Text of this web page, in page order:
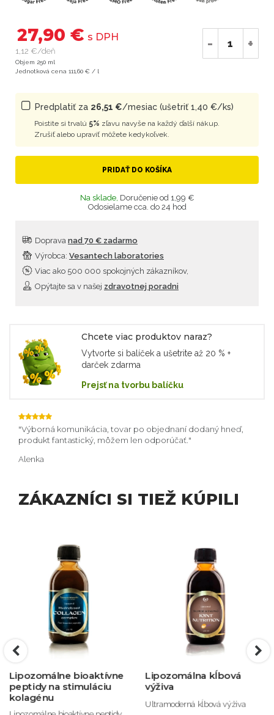
27,90 € s DPH
1,12 €/deň
Objem 250 ml
Jednotková cena 111,60 € / l
- +
Predplatiť za 26,51 €/mesiac (ušetriť 1,40 €/ks)
Poistite si trvalú 5% zľavu navyše na každý ďalší nákup.
Zrušiť alebo upraviť môžete kedykoľvek.
PRIDAŤ DO KOŠÍKA
Na sklade, Doručenie od 1,99 €
Odosielame cca. do 24 hod
Doprava nad 70 € zadarmo
Viac ako 500 000 spokojných zákazníkov,
Výrobca: Vesantech laboratories
Opýtajte sa v našej zdravotnej poradni
Výborná komunikácia, tovar po objednaní dodaný hneď,
produkt fantastický, môžem len odporúčať.
Alenka
Chcete viac produktov naraz?
Vytvorte si balíček a ušetrite až 20 % +
darček zdarma
Prejsť na tvorbu balíčku
ZÁKAZNÍCI SI TIEŽ KÚPILI
Lipozomálna kĺbová
výživa
Ultramoderná kĺbová výživa
BEAUTY - lipozomálne
peptidy a ceramidy na